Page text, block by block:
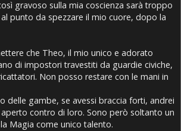
gravoso sulla mia coscienza sarà troppo
punto da spezzare il mio cuore, dopo la
che Theo, il mio unico e adorato
di impostori travestiti da guardie civiche,
Non posso restare con le mani in
delle gambe, se avessi braccia forti, andrei
contro di loro. Sono però soltanto un
Magia come unico talento.